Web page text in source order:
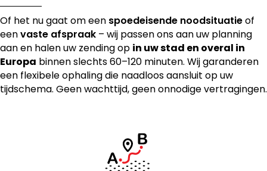
Of het nu gaat om een spoedeisende noodsituatieof
eenvaste afspraak – wij passen ons aan uw planning
aan en halen uw zending op in uw stad en overal in
Europa binnen slechts 60–120 minuten. Wij garanderen
een flexibele ophaling die naadloos aansluit op uw
tijdschema. Geen wachttijd, geen onnodige vertragingen.